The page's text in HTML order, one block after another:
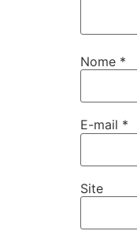
Nome *
E-mail *
Site